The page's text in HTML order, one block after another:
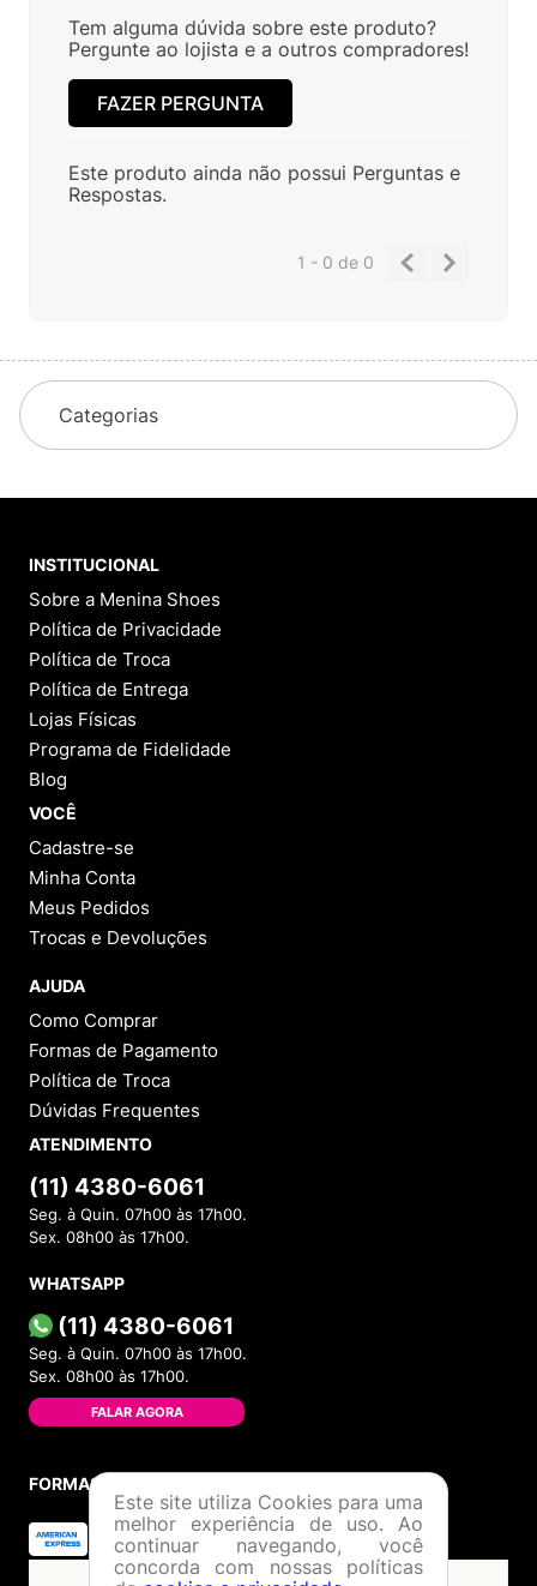
Tem alguma dúvida sobre este produto?
Pergunte ao lojista e a outros compradores!
FAZER PERGUNTA
Este produto ainda não possui Perguntas e
Respostas.
1 - 0de 0
Categorias
INSTITUCIONAL
Sobre a Menina Shoes
Política de Privacidade
Política de Troca
Política de Entrega
Lojas Físicas
Programa de Fidelidade
Blog
VOCÊ
Cadastre-se
Minha Conta
Meus Pedidos
Trocas e Devoluções
AJUDA
Como Comprar
Formas de Pagamento
Política de Troca
Dúvidas Frequentes
ATENDIMENTO
(11) 4380-6061
Seg. à Quin. 07h00 às 17h00.
Sex. 08h00 às 17h00.
WHATSAPP
(11) 4380-6061
Seg. à Quin. 07h00 às 17h00.
Sex. 08h00 às 17h00.
FALAR AGORA
FORMAS DE PAGAMENTO
Este site utiliza Cookies para uma
melhor experiência de uso. Ao
continuar navegando, você
concorda com nossas políticas